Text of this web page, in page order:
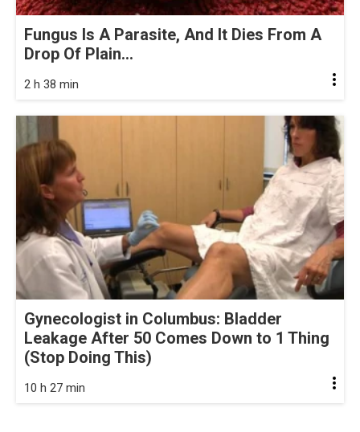
Fungus Is A Parasite, And It Dies From A
Drop Of Plain...
2 h 38 min
Gynecologist in Columbus: Bladder
Leakage After 50 Comes Down to 1 Thing
(Stop Doing This)
10 h 27 min